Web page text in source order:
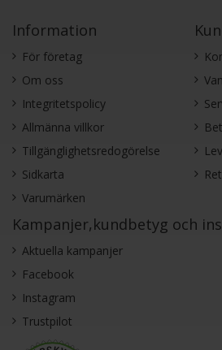
Information
För företag
Om oss
Integritetspolicy
Allmänna villkor
Tillgänglighetsredogörelse
Sidkarta
Varumärken
Kampanjer,kundbetyg och
Aktuella kampanjer
Facebook
Instagram
Trustpilot